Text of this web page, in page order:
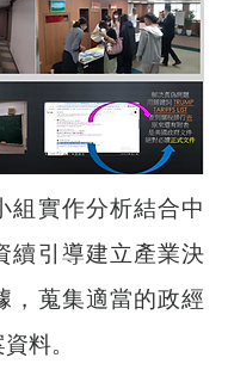
組實作分析結合中
續引導建立產業決
，蒐集適當的政經
料。